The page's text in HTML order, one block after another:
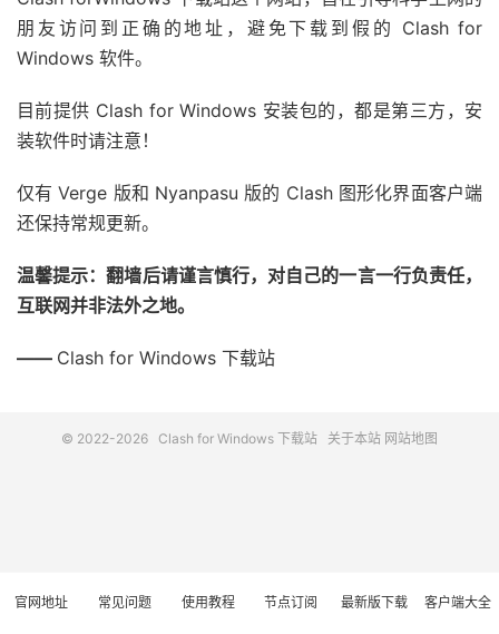
朋友访问到正确的地址，避免下载到假的 Clash for
Windows 软件。
目前提供 Clash for Windows 安装包的，都是第三方，安
装软件时请注意！
仅有 Verge 版和 Nyanpasu 版的 Clash 图形化界面客户端
还保持常规更新。
温馨提示：翻墙后请谨言慎行，对自己的一言一行负责任，
互联网并非法外之地。
—— Clash for Windows 下载站
© 2022-2026 Clash for Windows 下载站 关于本站 网站地图
官网地址 常见问题 使用教程 节点订阅 最新版下载 客户端大全